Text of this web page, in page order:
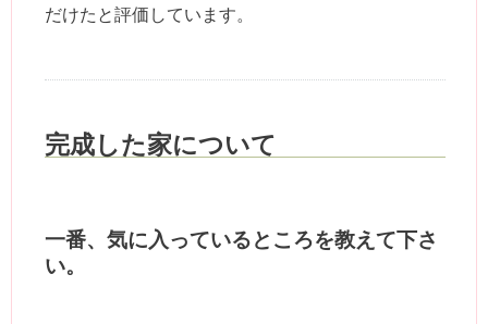
だけたと評価しています。
完成した家について
一番、気に入っているところを教えて下さ
い。